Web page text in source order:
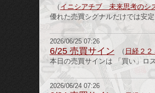
（イニシアチブ 未来思考のシ
優れた売買シグナルだけでは安
2026/06/25 07:26
6/25 売買サイン （ 日経２
本日の売買サインは 「買い」ロ
2026/06/24 07:26